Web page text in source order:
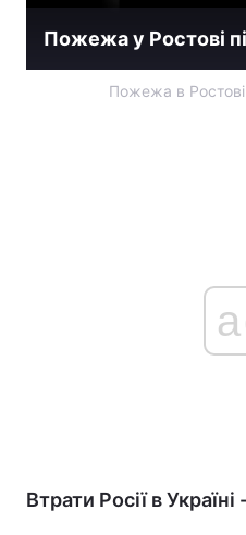
Пожежа у Ростові
Пожежа в Ростові
Втрати Росії в Україні